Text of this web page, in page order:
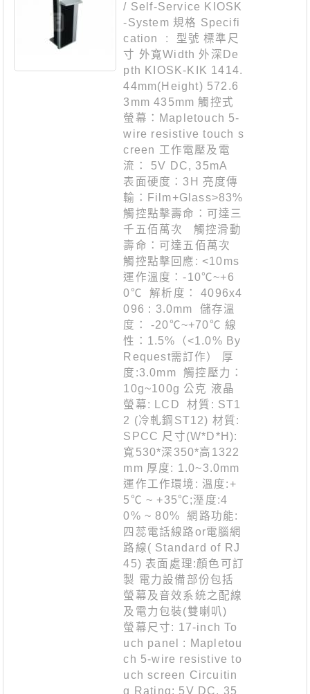
/ Self-Service KIOSK
-System 規格 Specifi
cation : 型號 標準尺
寸 外寬Width 外深De
pth KIOSK-KIK 1414.
44mm(Height) 572.6
3mm 435mm 觸控式
螢幕：Mapletouch 5-
wire resistive touch s
creen 工作電壓及電
流： 5V DC, 35mA
表面硬度：3H 亮度傳
輸：Film+Glass>83%
觸控點擊壽命：可達三
千五佰萬次 觸控滑動
壽命：可達五佰萬次
觸控點擊回應: <10ms
運作溫度：-10℃~+6
0℃ 解析度： 4096x4
096 : 3.0mm 儲存溫
度： -20℃~+70℃ 線
性：1.5%（<1.0% By
Request需訂作） 厚
度:3.0mm 觸控壓力：
10g~100g 公克 液晶
螢幕: LCD 材質: ST1
2 (冷軋鋼ST12) 材質:
SPCC 尺寸(W*D*H):
寬530*深350*高1322
mm 厚度: 1.0~3.0mm
運作工作環境: 溫度:+
5℃ ~ +35℃;溼度:4
0% ~ 80% 網路功能:
四蕊電話線路or電腦網
路線( Standard of RJ
45) 表面處理:顏色可訂
製 電力設備部份包括
螢幕及音效系統之配線
及電力包裝(雙喇叭)
螢幕尺寸: 17-inch To
uch panel : Mapletou
ch 5-wire resistive to
uch screen Circuitin
g Rating: 5V DC, 35